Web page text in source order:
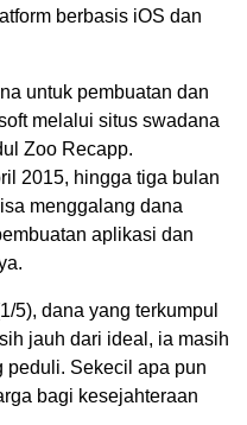
berbasis iOS dan
untuk pembuatan dan
melalui situs swadana
Zoo Recapp.
2015, hingga tiga bulan
menggalang dana
aplikasi dan
5), dana yang terkumpul
jauh dari ideal, ia masih
peduli. Sekecil apa pun
bagi kesejahteraan